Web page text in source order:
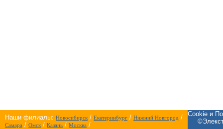
Наши филиалы: Новосибирск/ Екатеринбург / Нижний Новгород /
Самара / Омск/ Казань / Москва /
Cookie и